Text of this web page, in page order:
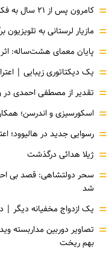
= کامرون پس از ۲۱ سال به فکر واگذاری «آواتار» افتاد
= مازیار لرستانی به
= پایان معمای هشت‌ساله:
= یک دیکتاتوری زیبایی |
= تقدیر از مصطفی احمدی در
= اسکورسیزی و اندرسن؛
= رسوایی جدید در هالیوود؛
= ژیلا هدائی درگذشت
= سحر دولتشاهی: قصد بی
شد
= یک ازدواج مخفیانه دیگر |
= تصاویر دوربین مداربسته
بهم ریخت